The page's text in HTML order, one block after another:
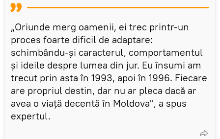
„Oriunde merg oamenii, ei trec printr-un
proces foarte dificil de adaptare:
schimbându-și caracterul, comportamentul
și ideile despre lumea din jur. Eu însumi am
trecut prin asta în 1993, apoi în 1996. Fiecare
are propriul destin, dar nu ar pleca dacă ar
avea o viață decentă în Moldova", a spus
expertul.